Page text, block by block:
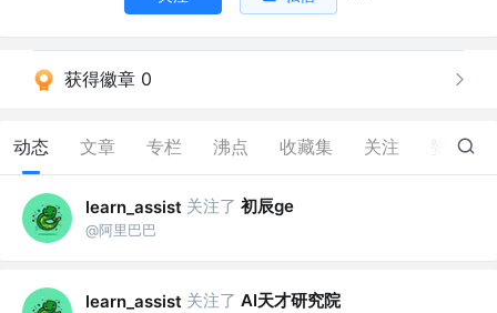
获得徽章 0
动态 文章 专栏 沸点 收藏集 关注 26
learn_assist 关注了 初辰ge
@阿里巴巴
learn_assist 关注了 AI天才研究院